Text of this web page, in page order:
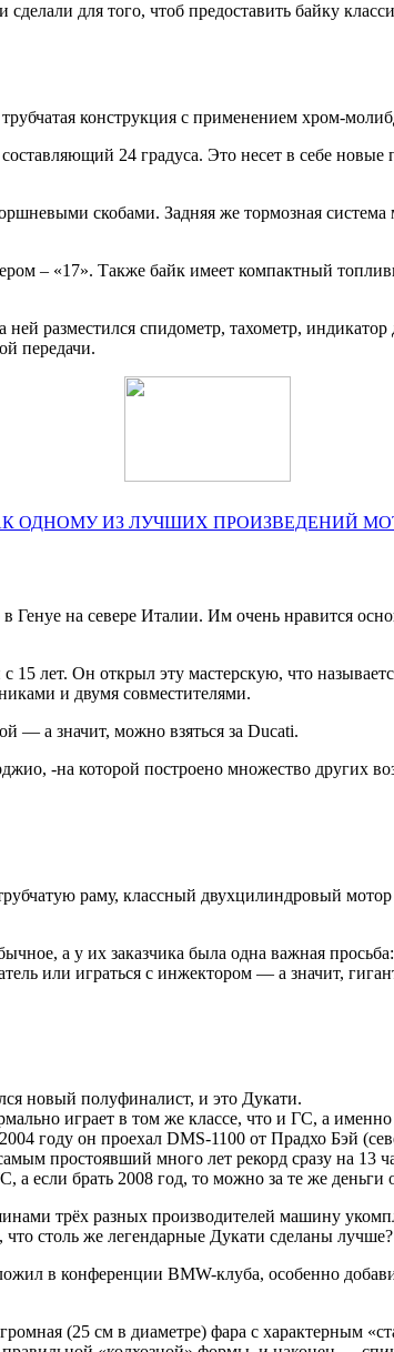
для того, чтоб предоставить байку
конструкция с применением хром-
24 градуса. Это несет в себе
скобами. Задняя же тормозная
– «17». Также байк имеет компактный
разместился спидометр, тахометр, индикатор
передачи.
ОДНОМУ ИЗ ЛУЧШИХ ПРОИЗВЕДЕНИЙ
в Генуе на севере Италии. Им очень нравится
лет. Он открыл эту мастерскую, что
и двумя совместителями.
— а значит, можно взяться за Ducati.
-на которой построено множество других
раму, классный двухцилиндровый
а у их заказчика была одна важная
или играться с инжектором — а значит,
новый полуфиналист, и это Дукати.
играет в том же классе, что и ГС, а
году он проехал DMS-1100 от Прадхо Бэй
простоявший много лет рекорд сразу на
если брать 2008 год, то можно за те же деньги
трёх разных производителей машину
столь же легендарные Дукати сделаны лучше?
в конференции BMW-клуба, особенно
(25 см в диаметре) фара с характерным